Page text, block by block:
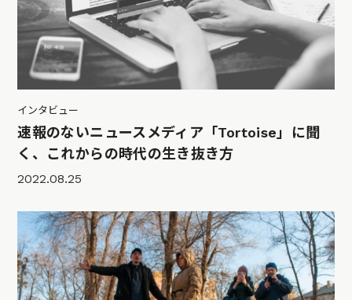
インタビュー
速報のないニュースメディア「Tortoise」に聞
く、これからの時代の生き抜き方
2022.08.25